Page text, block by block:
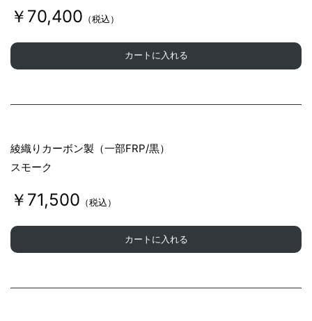
￥70,400 （税込）
カートに入れる
綾織りカーボン製（一部FRP/黒）
スモーク
￥71,500 （税込）
カートに入れる